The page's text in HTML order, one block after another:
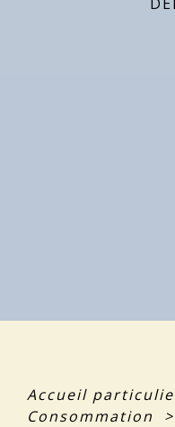
Accueil
Consommation
>